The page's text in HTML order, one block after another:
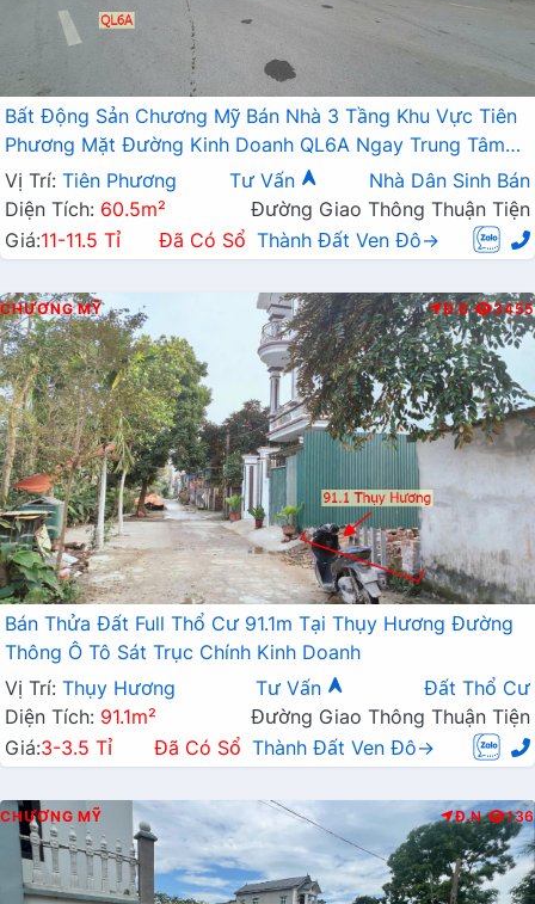
Bất Động Sản Chương Mỹ Bán Nhà 3 Tầng Khu Vực Tiên
Phương Mặt Đường Kinh Doanh QL6A Ngay Trung Tâm
Chợ Cống
Vị Trí: Tiên Phương Tư Vấn
Nhà Dân Sinh Bán
Diện Tích: 60.5m²
Đường Giao Thông Thuận Tiện
Giá:11-11.5 Tỉ Đã Có Sổ Thành Đất Ven Đô→
CHƯƠNG MỸ Đ.B 3455
Bán Thửa Đất Full Thổ Cư 91.1m Tại Thụy Hương Đường
Thông Ô Tô Sát Trục Chính Kinh Doanh
Vị Trí: Thụy Hương Tư Vấn
Đất Thổ Cư
Diện Tích: 91.1m²
Đường Giao Thông Thuận Tiện
Giá:3-3.5 Tỉ Đã Có Sổ Thành Đất Ven Đô→
CHƯƠNG MỸ Đ.N 136